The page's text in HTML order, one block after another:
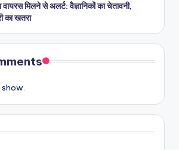
मिलने से अलर्ट: वैज्ञानिकों का चेतावनी,
का खतरा